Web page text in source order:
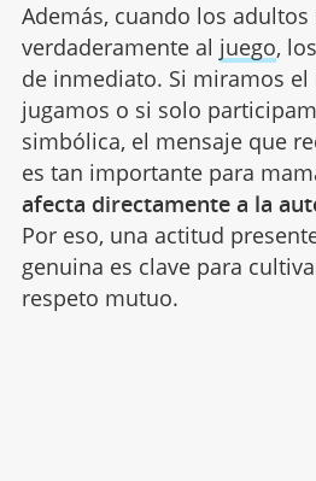
Además, cuando los
verdaderamente al juego,
de inmediato. Si miramos
jugamos o si solo
simbólica, el mensaje que
es tan importante para
afecta directamente a la
Por eso, una actitud
genuina es clave para
respeto mutuo.